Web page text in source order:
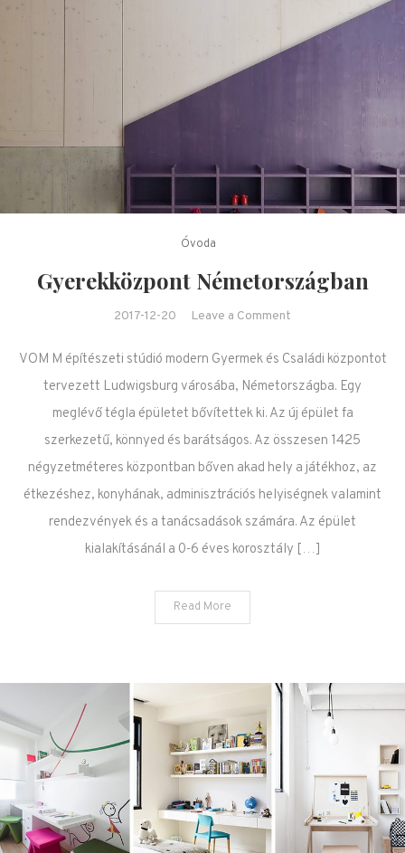
Óvoda
Gyerekközpont Németországban
2017-12-20 Leave a Comment
VOM M építészeti stúdió modern Gyermek és Családi központot
tervezett Ludwigsburg városába, Németországba. Egy
meglévő tégla épületet bővítettek ki. Az új épület fa
szerkezetű, könnyed és barátságos. Az összesen 1425
négyzetméteres központban bőven akad hely a játékhoz, az
étkezéshez, konyhának, adminisztrációs helyiségnek valamint
rendezvények és a tanácsadások számára. Az épület
kialakításánál a 0-6 éves korosztály […]
Read More